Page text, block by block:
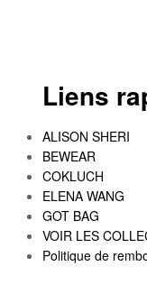
Liens
ALISON SHERI
BEWEAR
COKLUCH
ELENA WANG
GOT BAG
VOIR LES
Politique de